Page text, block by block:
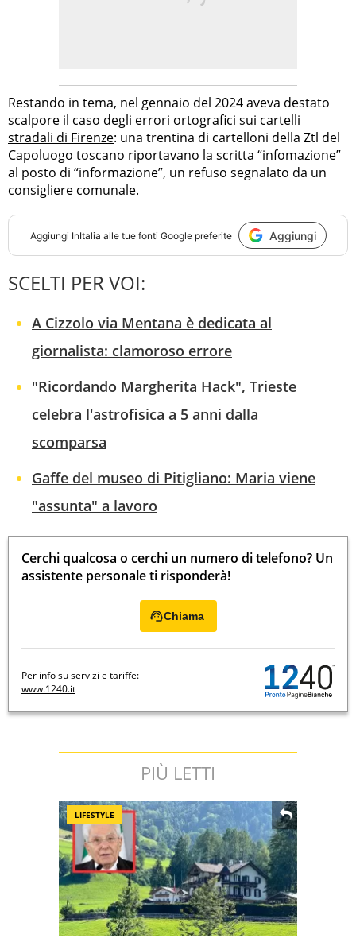
Restando in tema, nel gennaio del 2024 aveva destato
scalpore il caso degli errori ortografici sui cartelli
stradali di Firenze: una trentina di cartelloni della Ztl del
Capoluogo toscano riportavano la scritta “infomazione”
al posto di “informazione”, un refuso segnalato da un
consigliere comunale.
Aggiungi InItalia alle tue fonti Google preferite Aggiungi
SCELTI PER VOI:
A Cizzolo via Mentana è dedicata al
giornalista: clamoroso errore
"Ricordando Margherita Hack", Trieste
celebra l'astrofisica a 5 anni dalla
scomparsa
Gaffe del museo di Pitigliano: Maria viene
"assunta" a lavoro
Cerchi qualcosa o cerchi un numero di telefono? Un
assistente personale ti risponderà!
Chiama
Per info su servizi e tariffe:
www.1240.it
PIÙ LETTI
LIFESTYLE